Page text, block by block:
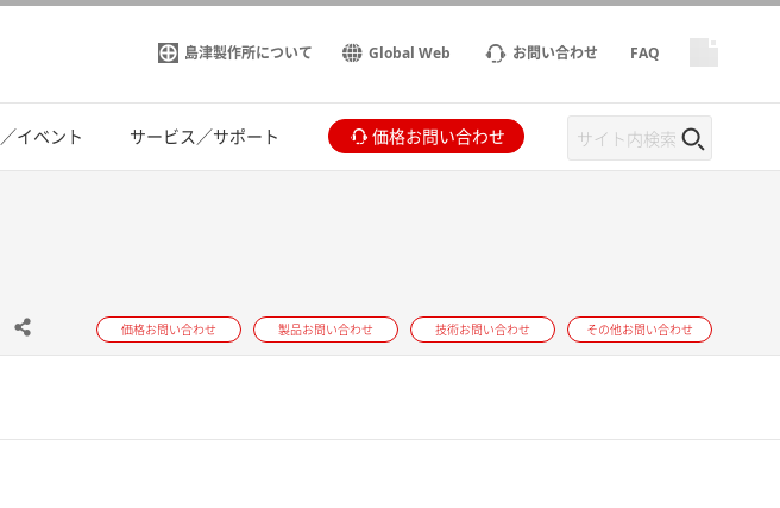
島津製作所について Global Web お問い合わせ FAQ
イベント サービス／サポート 価格お問い合わせ
価格お問い合わせ 製品お問い合わせ 技術お問い合わせ その他お問い合わせ